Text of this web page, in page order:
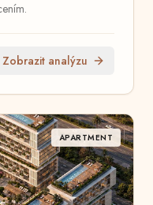
Zobrazit analýzu
APARTMENT